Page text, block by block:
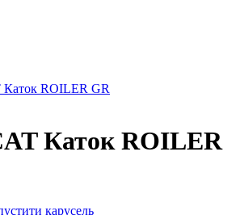
Каток ROILER GR
Каток ROILER
карусель